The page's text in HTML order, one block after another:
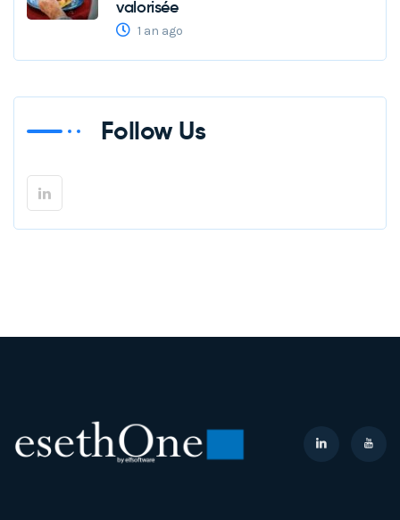
valorisée
1 an ago
Follow Us